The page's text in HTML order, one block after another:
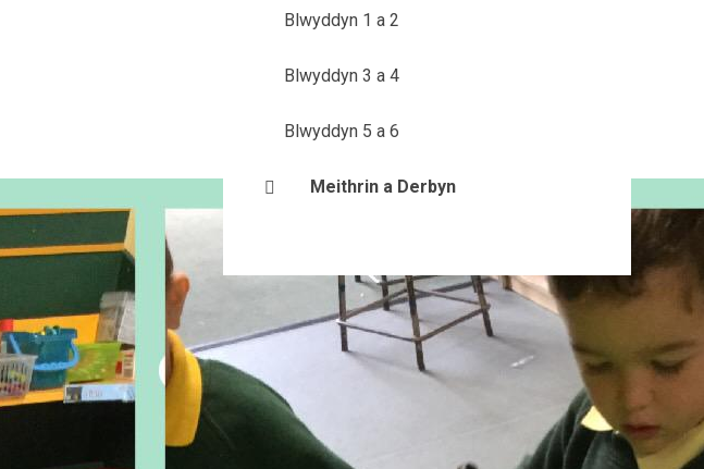
Blwyddyn 1 a 2
Blwyddyn 3 a 4
Blwyddyn 5 a 6
Meithrin a Derbyn